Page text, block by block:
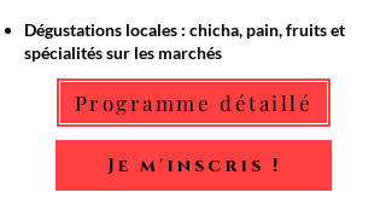
Dégustations locales : chicha, pain, fruits et
spécialités sur les marchés
Programme détaillé
Je m'inscris !